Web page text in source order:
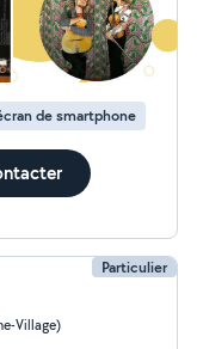
de smartphone
Particulier
Village)